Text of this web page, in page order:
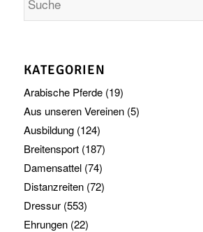
KATEGORIEN
Arabische Pferde(19)
Aus unseren Vereinen(5)
Ausbildung(124)
Breitensport(187)
Damensattel(74)
Distanzreiten(72)
Dressur(553)
Ehrungen(22)